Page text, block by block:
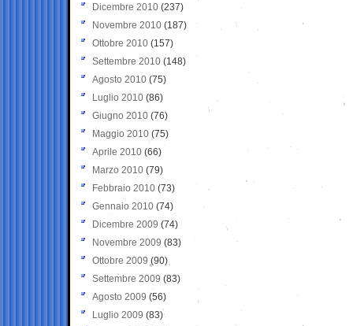
Dicembre 2010 (237)
Novembre 2010 (187)
Ottobre 2010 (157)
Settembre 2010 (148)
Agosto 2010 (75)
Luglio 2010 (86)
Giugno 2010 (76)
Maggio 2010 (75)
Aprile 2010 (66)
Marzo 2010 (79)
Febbraio 2010 (73)
Gennaio 2010 (74)
Dicembre 2009 (74)
Novembre 2009 (83)
Ottobre 2009 (90)
Settembre 2009 (83)
Agosto 2009 (56)
Luglio 2009 (83)